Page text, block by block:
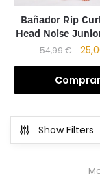
Bañador Rip
Head Noise
54,99€
Comprar
Show Filters